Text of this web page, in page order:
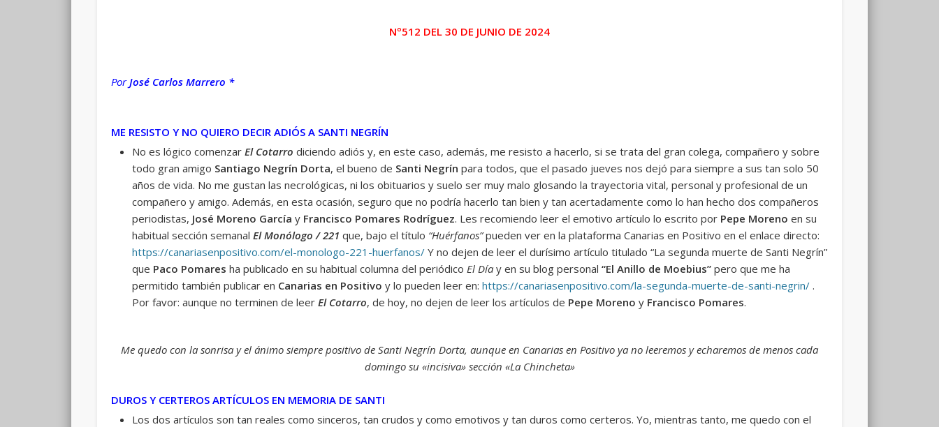
Nº512 DEL 30 DE JUNIO DE 2024
Por José Carlos Marrero *
ME RESISTO Y NO QUIERO DECIR ADIÓS A SANTI NEGRÍN
No es lógico comenzar El Cotarro diciendo adiós y, en este caso, además, me resisto a hacerlo, si se trata del gran colega, compañero y sobre
todo gran amigo Santiago Negrín Dorta, el bueno de Santi Negrín para todos, que el pasado jueves nos dejó para siempre a sus tan solo 50
años de vida. No me gustan las necrológicas, ni los obituarios y suelo ser muy malo glosando la trayectoria vital, personal y profesional de un
compañero y amigo. Además, en esta ocasión, seguro que no podría hacerlo tan bien y tan acertadamente como lo han hecho dos compañeros
periodistas, José Moreno García y Francisco Pomares Rodríguez. Les recomiendo leer el emotivo artículo lo escrito por Pepe Moreno en su
habitual sección semanal El Monólogo / 221 que, bajo el título “Huérfanos”pueden ver en la plataforma Canarias en Positivo en el enlace directo:
https://canariasenpositivo.com/el-monologo-221-huerfanos/Y no dejen de leer el durísimo artículo titulado “La segunda muerte de Santi Negrín”
que Paco Pomares ha publicado en su habitual columna del periódico El Díay en su blog personal “El Anillo de Moebius”pero que me ha
permitido también publicar en Canarias en Positivo y lo pueden leer en: https://canariasenpositivo.com/la-segunda-muerte-de-santi-negrin/.
Por favor: aunque no terminen de leer El Cotarro, de hoy, no dejen de leer los artículos de Pepe Moreno y Francisco Pomares.
Me quedo con la sonrisa y el ánimo siempre positivo de Santi Negrín Dorta, aunque en Canarias en Positivo ya no leeremos y echaremos de menos cada
domingo su «incisiva» sección «La Chincheta»
DUROS Y CERTEROS ARTÍCULOS EN MEMORIA DE SANTI
Los dos artículos son tan reales como sinceros, tan crudos y como emotivos y tan duros como certeros. Yo, mientras tanto, me quedo con el